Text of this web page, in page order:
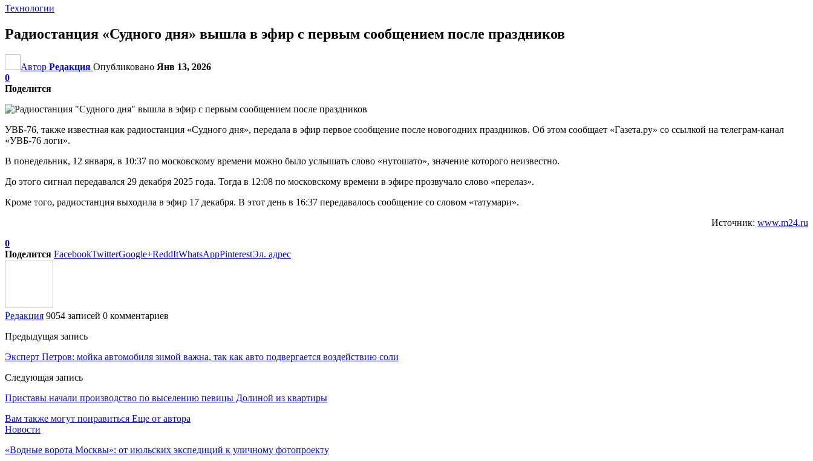
Технологии
Радиостанция «Судного дня» вышла в эфир с первым сообщением после праздников
Автор Редакция Опубликовано Янв 13, 2026
0
Поделится
УВБ-76, также известная как радиостанция «Судного дня», передала в эфир первое сообщение после новогодних праздников. Об этом сообщает «Газета.ру» со ссылкой на телеграм-канал
«УВБ-76 логи».
В понедельник, 12 января, в 10:37 по московскому времени можно было услышать слово «нутошато», значение которого неизвестно.
До этого сигнал передавался 29 декабря 2025 года. Тогда в 12:08 по московскому времени в эфире прозвучало слово «перелаз».
Кроме того, радиостанция выходила в эфир 17 декабря. В этот день в 16:37 передавалось сообщение со словом «татумари».
Источник: www.m24.ru
0
Поделится FacebookTwitterGoogle+ReddItWhatsAppPinterestЭл. адрес
Редакция 9054 записей 0 комментариев
Предыдущая запись
Эксперт Петров: мойка автомобиля зимой важна, так как авто подвергается воздействию соли
Следующая запись
Приставы начали производство по выселению певицы Долиной из квартиры
Вам также могут понравиться Еще от автора
Новости
«Водные ворота Москвы»: от июльских экспедиций к уличному фотопроекту